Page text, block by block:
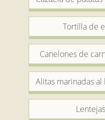
Tortilla de
Canelones de
Alitas marinadas